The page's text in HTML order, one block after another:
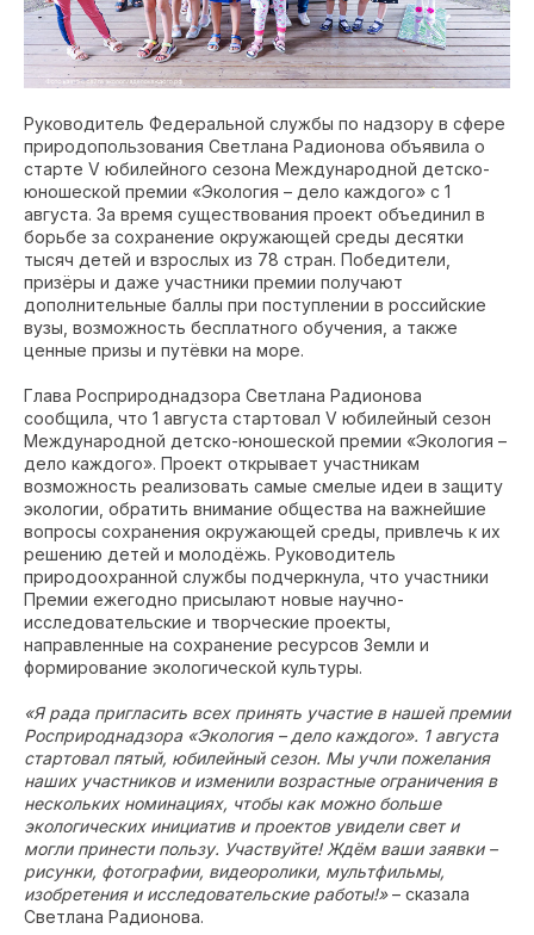
Руководитель Федеральной службы по надзору в сфере
природопользования Светлана Радионова объявила о
старте V юбилейного сезона Международной детско-
юношеской премии «Экология – дело каждого» с 1
августа. За время существования проект объединил в
борьбе за сохранение окружающей среды десятки
тысяч детей и взрослых из 78 стран. Победители,
призёры и даже участники премии получают
дополнительные баллы при поступлении в российские
вузы, возможность бесплатного обучения, а также
ценные призы и путёвки на море.
Глава Росприроднадзора Светлана Радионова
сообщила, что 1 августа стартовал V юбилейный сезон
Международной детско-юношеской премии «Экология –
дело каждого». Проект открывает участникам
возможность реализовать самые смелые идеи в защиту
экологии, обратить внимание общества на важнейшие
вопросы сохранения окружающей среды, привлечь к их
решению детей и молодёжь. Руководитель
природоохранной службы подчеркнула, что участники
Премии ежегодно присылают новые научно-
исследовательские и творческие проекты,
направленные на сохранение ресурсов Земли и
формирование экологической культуры.
«Я рада пригласить всех принять участие в нашей премии
Росприроднадзора «Экология – дело каждого». 1 августа
стартовал пятый, юбилейный сезон. Мы учли пожелания
наших участников и изменили возрастные ограничения в
нескольких номинациях, чтобы как можно больше
экологических инициатив и проектов увидели свет и
могли принести пользу. Участвуйте! Ждём ваши заявки –
рисунки, фотографии, видеоролики, мультфильмы,
изобретения и исследовательские работы!»– сказала
Светлана Радионова.